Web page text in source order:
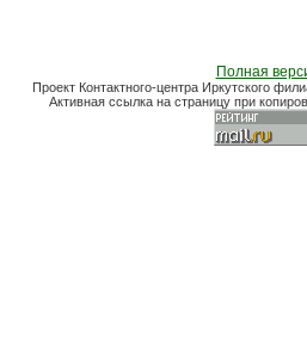
Полная
Проект Контактного-центра Иркутского
Активная ссылка на страницу при